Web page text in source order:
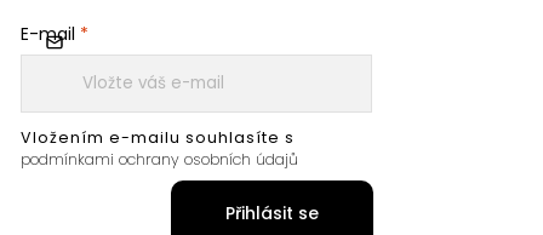
E-mail
Vložením e-mailu souhlasíte s
podmínkami ochrany osobních údajů
Přihlásit se